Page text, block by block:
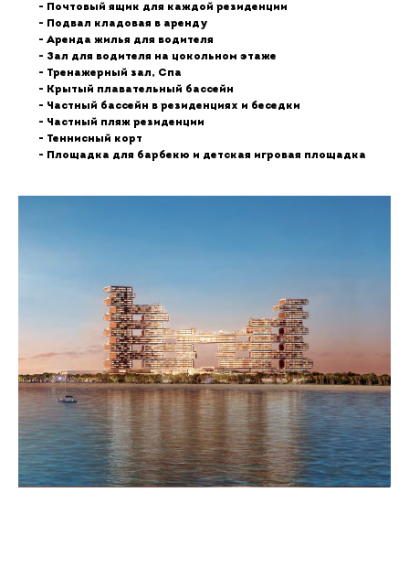
- Почтовый ящик для каждой резиденции
- Подвал кладовая в аренду
- Аренда жилья для водителя
- Зал для водителя на цокольном этаже
- Тренажерный зал, Спа
- Крытый плавательный бассейн
- Частный бассейн в резиденциях и беседки
- Частный пляж резиденции
- Теннисный корт
- Площадка для барбекю и детская игровая площадка